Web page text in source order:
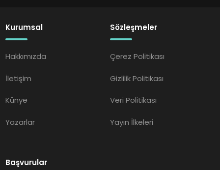
Kurumsal
Hakkımızda
İletişim
Künye
Yazarlar
Sözleşmeler
Çerez Politikası
Gizlilik Politikası
Veri Politikası
Yayın İlkeleri
Başvurular